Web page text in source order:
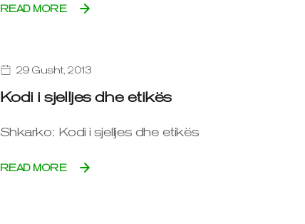
READ MORE
29 Gusht, 2013
Kodi i sjelljes dhe etikës
Shkarko: Kodi i sjelljes dhe etikës
READ MORE